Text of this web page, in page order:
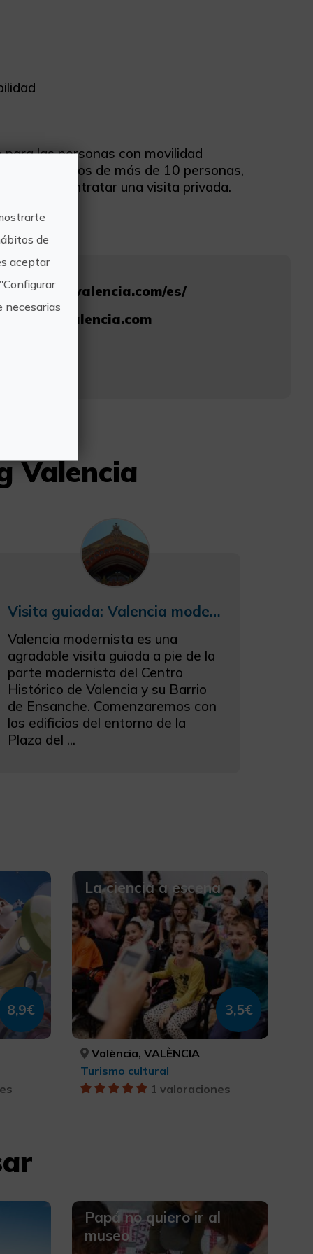
las personas con movilidad
para grupos de más de 10 personas,
para contratar una visita privada.
valencia.com/es/
valencia.com
Valencia
Visita guiada: Valencia modernista
Valencia modernista es una
agradable visita guiada a pie de la
parte modernista del Centro
Histórico de Valencia y su Barrio
de Ensanche. Comenzaremos con
los edificios del entorno de la
Plaza del ...
8,9€
La ciencia a escena
3,5€
València, VALÈNCIA
Turismo cultural
1 valoraciones
Papá no quiero ir al
museo
de
aceptar
necesarias